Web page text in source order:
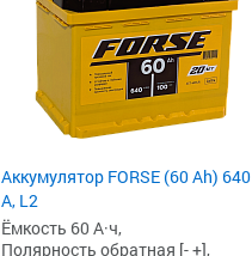
Аккумулятор FORSE (60 Ah) 640
А, L2
Ёмкость 60 А·ч,
Полярность обратная [- +],